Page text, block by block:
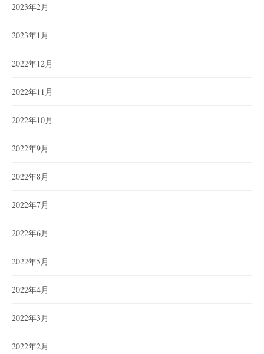
2023年2月
2023年1月
2022年12月
2022年11月
2022年10月
2022年9月
2022年8月
2022年7月
2022年6月
2022年5月
2022年4月
2022年3月
2022年2月